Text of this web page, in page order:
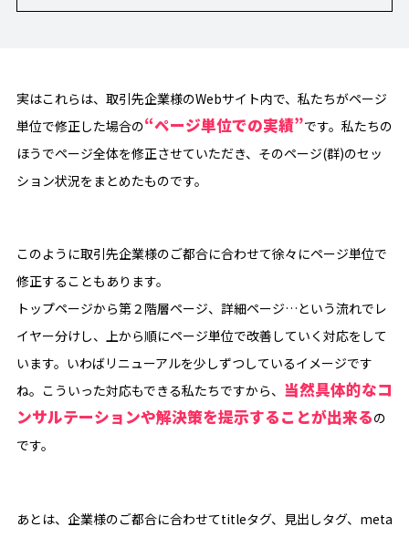
実はこれらは、取引先企業様のWebサイト内で、私たちがページ
単位で修正した場合の“ページ単位での実績”です。私たちの
ほうでページ全体を修正させていただき、そのページ(群)のセッ
ション状況をまとめたものです。
このように取引先企業様のご都合に合わせて徐々にページ単位で
修正することもあります。
トップページから第２階層ページ、詳細ページ…という流れでレ
イヤー分けし、上から順にページ単位で改善していく対応をして
います。いわばリニューアルを少しずつしているイメージです
ね。こういった対応もできる私たちですから、 当然具体的なコ
ンサルテーションや解決策を提示することが出来るの
です。
あとは、企業様のご都合に合わせてtitleタグ、見出しタグ、meta